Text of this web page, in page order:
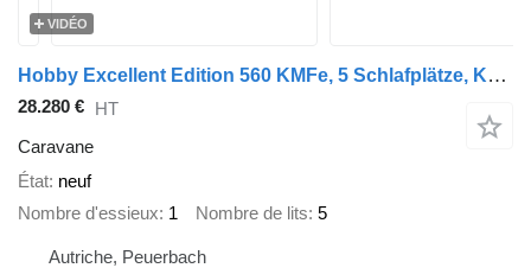
VIDÉO
Hobby Excellent Edition 560 KMFe, 5 Schlafplätze, Kühlschrank, Dusche
28.280 € HT
Caravane
État neuf
Nombre d'essieux 1 Nombre de lits 5
Autriche, Peuerbach